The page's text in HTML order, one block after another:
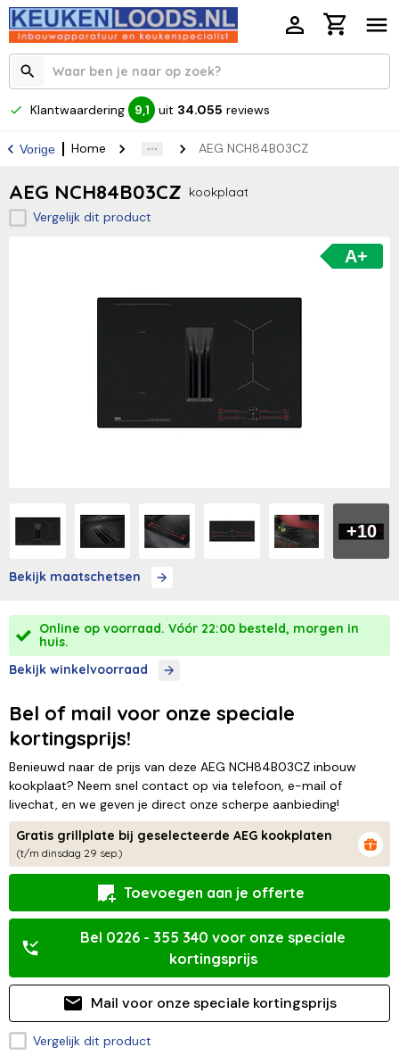
Klantwaardering 9,1 uit 34.055 reviews
Vorige Home AEG NCH84B03CZ
AEG NCH84B03CZ kookplaat
Vergelijk dit product
+10
A+
Bekijk maatschetsen
Online op voorraad. Vóór 22:00 besteld, morgen in
huis.
Bekijk winkelvoorraad
Bel of mail voor onze speciale
kortingsprijs!
Benieuwd naar de prijs van deze AEG NCH84B03CZ inbouw
kookplaat? Neem snel contact op via telefoon, e-mail of
livechat, en we geven je direct onze scherpe aanbieding!
Gratis grillplate bij geselecteerde AEG kookplaten
(t/m dinsdag 29 sep.)
Toevoegen aan je offerte
Bel 0226 - 355 340 voor onze speciale
kortingsprijs
Mail voor onze speciale kortingsprijs
Vergelijk dit product